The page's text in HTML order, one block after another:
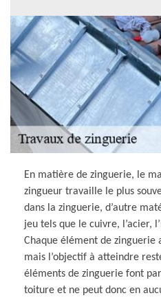
En matière de zinguerie, le
zingueur travaille le plus
dans la zinguerie, d’autre
jeu tels que le cuivre, l’acier,
Chaque élément de
mais l’objectif à atteindre
éléments de zinguerie font
toiture et ne peut donc en